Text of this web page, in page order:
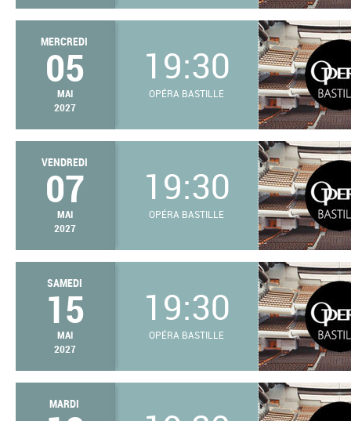
MERCREDI
05
MAI
2027
19:30
OPÉRA BASTILLE
VENDREDI
07
MAI
2027
19:30
OPÉRA BASTILLE
SAMEDI
15
MAI
2027
19:30
OPÉRA BASTILLE
MARDI